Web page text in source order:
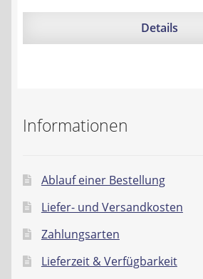
war:
Details
Informationen
Ablauf einer Bestellung
Liefer- und Versandkosten
Zahlungsarten
Lieferzeit & Verfügbarkeit